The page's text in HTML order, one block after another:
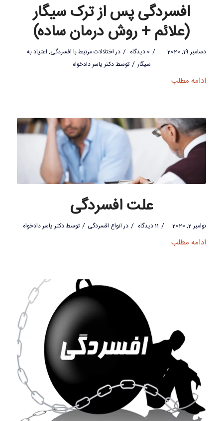
افسردگی پس از ترک سیگار
(علائم + روش درمان ساده)
دسامبر 19, 2020 / 0 دیدگاه / دراختلالات مرتبط با افسردگی, اعتیاد به
سیگار / توسطدکتر یاسر دادخواه
ادامه مطلب
علت افسردگی
نوامبر 2, 2020 / 11 دیدگاه / درانواع افسردگی / توسطدکتر یاسر دادخواه
ادامه مطلب